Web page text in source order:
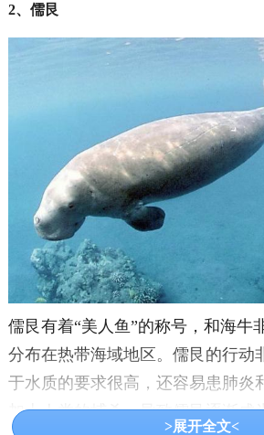
2、儒艮
儒艮有着“美人鱼”的称号，和海牛
分布在热带海域地区。儒艮的行动
于水质的要求很高，还容易患肺炎
加上人类的捕杀，导致儒艮逐渐成
>展开全文<